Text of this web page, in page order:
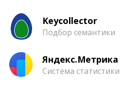
Keycollector
Подбор семантики
Яндекс.Метрика
Система статистики